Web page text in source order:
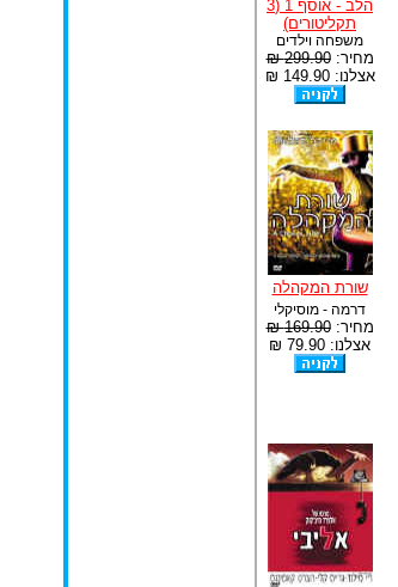
הלב - אוסף 1 (3
תקליטורים)
משפחה וילדים
מחיר:299.90 ₪
אצלנו: 149.90 ₪
שורת המקהלה
דרמה - מוסיקלי
מחיר:169.90 ₪
אצלנו: 79.90 ₪